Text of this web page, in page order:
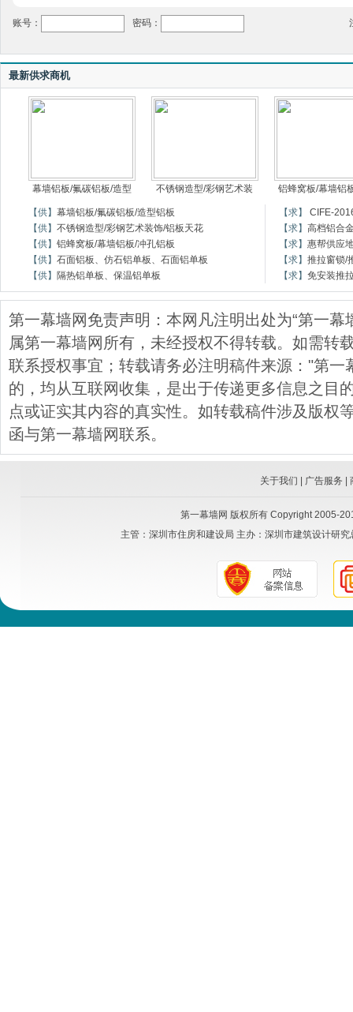
账号： 密码：
最新供求商机
幕墙铝板/氟碳铝板/造型 不锈钢造型/彩钢艺术装 铝蜂窝板/幕墙铝
【供】 幕墙铝板/氟碳铝板/造型铝板
【供】 不锈钢造型/彩钢艺术装饰/铝板天花
【供】 铝蜂窝板/幕墙铝板/冲孔铝板
【供】 石面铝板、仿石铝单板、石面铝单板
【供】 隔热铝单板、保温铝单板
【求】
CIFE-
【求】 高档铝合
【求】 惠帮供应
【求】 推拉窗锁/
【求】 免安装推
第一幕墙网免责声明：本网凡注明出处为“第一幕
属第一幕墙网所有，未经授权不得转载。如需转
联系授权事宜；转载请务必注明稿件来源："第一
的，均从互联网收集，是出于传递更多信息之目
点或证实其内容的真实性。如转载稿件涉及版权
函与第一幕墙网联系。
关于我们 广告服务 |
第一幕墙网 版权所有 Copyright 2005-
主管：深圳市住房和建设局 主办：深圳市建筑设计研